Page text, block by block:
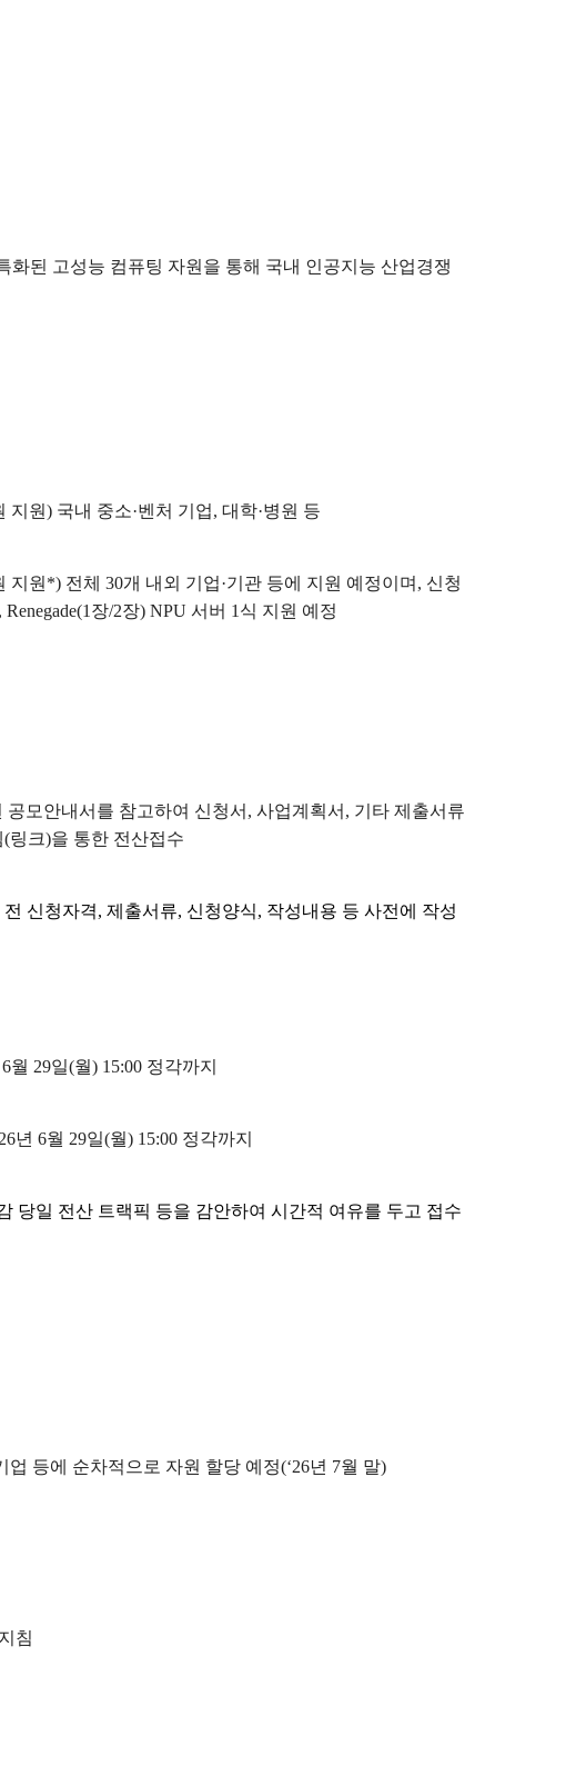
화된 고성능 컴퓨팅 자원을 통해 국내 인공지능 산업경쟁
원) 국내 중소·벤처 기업, 대학·병원 등
원*) 전체 30개 내외 기업·기관 등에 지원 예정이며, 신청
장/2장) NPU 서버 1식 지원 예정
공모안내서를 참고하여 신청서, 사업계획서, 기타 제출서류
(링크)을 통한 전산접수
신청자격, 제출서류, 신청양식, 작성내용 등 사전에 작성
월 29일(월) 15:00 정각까지
년 6월 29일(월) 15:00 정각까지
당일 전산 트랙픽 등을 감안하여 시간적 여유를 두고 접수
등에 순차적으로 자원 할당 예정(‘26년 7월 말)
침